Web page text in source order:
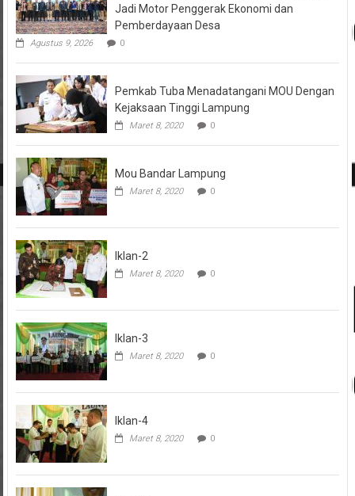
Jadi Motor Penggerak Ekonomi dan
Pemberdayaan Desa
Agustus 9, 2026 0
Pemkab Tuba Menadatangani MOU Dengan
Kejaksaan Tinggi Lampung
Maret 8, 2020 0
Mou Bandar Lampung
Maret 8, 2020 0
Iklan-2
Maret 8, 2020 0
Iklan-3
Maret 8, 2020 0
Iklan-4
Maret 8, 2020 0